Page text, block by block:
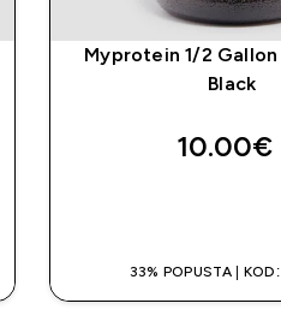
Myprotein 1/2
Black
10.00€‎
33% POPUSTA |